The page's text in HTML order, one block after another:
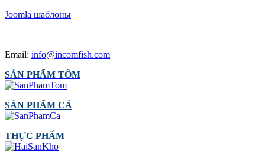
Joomla шаблоны
Email: info@incomfish.com
SẢN PHẨM TÔM
SẢN PHẨM CÁ
THỰC PHẨM